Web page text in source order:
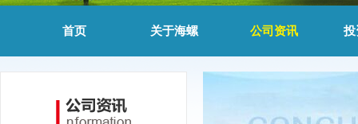
首页 关于海螺 公司资讯 投